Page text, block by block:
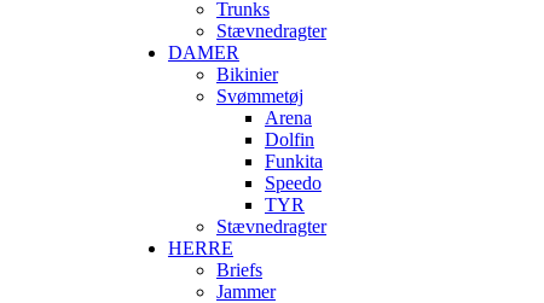
Trunks
Stævnedragter
DAMER
Bikinier
Svømmetøj
Arena
Dolfin
Funkita
Speedo
TYR
Stævnedragter
HERRE
Briefs
Jammer